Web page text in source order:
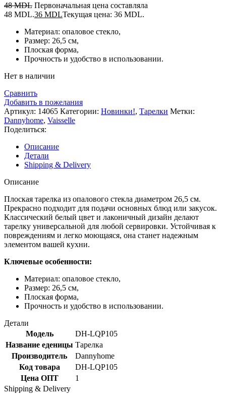
48MDL Первоначальная цена составляла
48 MDL.36 MDLТекущая цена: 36 MDL.
Материал: опаловое стекло,
Размер: 26,5 см,
Плоская форма,
Прочность и удобство в использовании.
Нет в наличии
Сравнить
Добавить в пожелания
Артикул: 14065 Категории: Новинки!, Тарелки Метки:
Dannyhome, Vaisselle
Поделиться:
Описание
Детали
Shipping & Delivery
Описание
Плоская тарелка из опалового стекла диаметром 26,5 см.
Прекрасно подходит для подачи основных блюд или закусок.
Классический белый цвет и лаконичный дизайн делают
тарелку универсальной для любой сервировки. Устойчивая к
повреждениям и легко моющаяся, она станет надежным
элементом вашей кухни.
Ключевые особенности:
Материал: опаловое стекло,
Размер: 26,5 см,
Плоская форма,
Прочность и удобство в использовании.
Детали
Модель
DH-LQP105
Название еденицы Тарелка
Производитель
Dannyhome
Код товара
DH-LQP105
Цена ОПТ
1
Shipping & Delivery